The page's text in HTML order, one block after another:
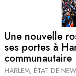
Une nouvelle
ses portes à
communautaire
HARLEM, ÉTAT DE